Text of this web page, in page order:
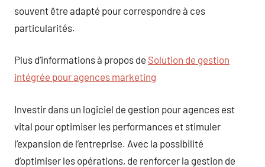
souvent être adapté pour correspondre à ces
particularités.
Plus d’informations à propos de Solution de gestion
intégrée pour agences marketing
Investir dans un logiciel de gestion pour agences est
vital pour optimiser les performances et stimuler
l’expansion de l’entreprise. Avec la possibilité
d’optimiser les opérations, de renforcer la gestion de